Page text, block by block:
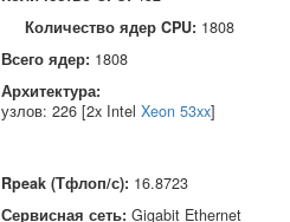
Количество ядер CPU: 1808
Всего ядер: 1808
Архитектура:
узлов: 226 [2x Intel Xeon 53xx]
Rpeak (Тфлоп/с): 16.8723
Сервисная сеть: Gigabit Ethernet